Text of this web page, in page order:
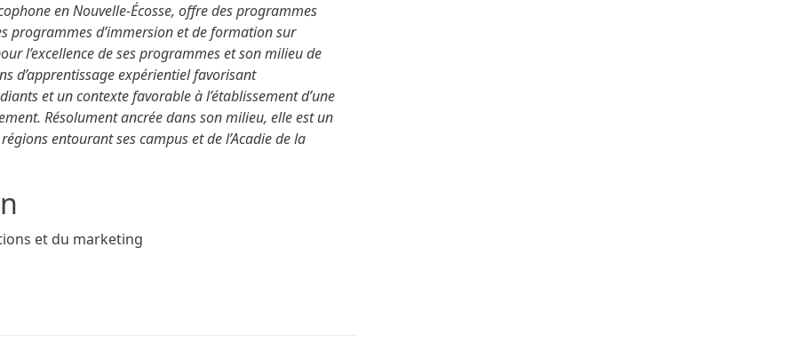
en Nouvelle-Écosse, offre des programmes
programmes d’immersion et de formation sur
l’excellence de ses programmes et son milieu de
d’apprentissage expérientiel favorisant
et un contexte favorable à l’établissement d’une
Résolument ancrée dans son milieu, elle est un
entourant ses campus et de l’Acadie de la
et du marketing